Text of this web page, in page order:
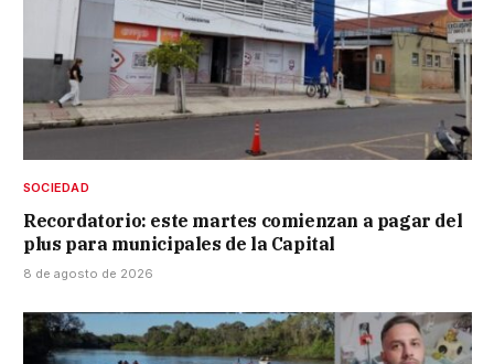
SOCIEDAD
Recordatorio: este martes comienzan a pagar del
plus para municipales de la Capital
8 de agosto de 2026